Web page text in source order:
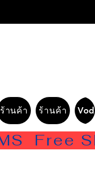
ร้านค้า ร้านค้า